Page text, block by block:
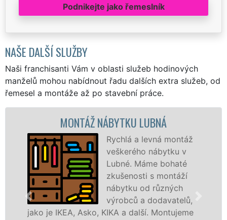
Podnikejte jako řemeslník
NAŠE DALŠÍ SLUŽBY
Naši franchisanti Vám v oblasti služeb hodinových
manželů mohou nabídnout řadu dalších extra služeb, od
řemesel a montáže až po stavební práce.
MONTÁŽ NÁBYTKU LUBNÁ
Rychlá a levná montáž
veškerého nábytku v
Lubné. Máme bohaté
zkušenosti s montáží
nábytku od různých
výrobců a dodavatelů,
IKEA, Asko, KIKA a další. Montujeme